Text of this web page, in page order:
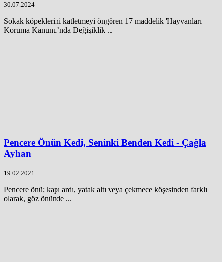
30.07.2024
Sokak köpeklerini katletmeyi öngören 17 maddelik 'Hayvanları
Koruma Kanunu’nda Değişiklik ...
Pencere Önün Kedi, Seninki Benden Kedi - Çağla
Ayhan
19.02.2021
Pencere önü; kapı ardı, yatak altı veya çekmece köşesinden farklı
olarak, göz önünde ...